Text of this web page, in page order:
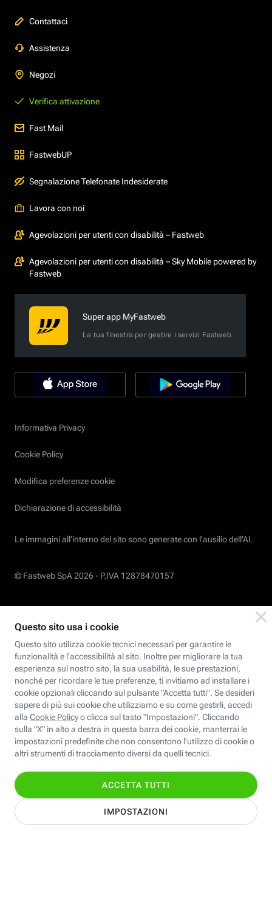
Contattaci
Assistenza
Negozi
Verifica attivazione
Fast Mail
FastwebUP
Segnalazione Telefonate Indesiderate
Lavora con noi
Agevolazioni per utenti con disabilità – Fastweb
Agevolazioni per utenti con disabilità – Sky Mobile powered by
Fastweb
Super app MyFastweb
La tua finestra per gestire i servizi Fastweb
Informativa Privacy
Cookie Policy
Modifica preferenze cookie
Dichiarazione di accessibilità
Le immagini all’interno del sito sono generate con l'ausilio dell'AI.
© Fastweb SpA 2026 - P.IVA 12878470157